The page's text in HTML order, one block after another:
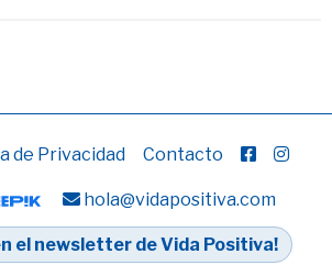
de Privacidad Contacto
hola@vidapositiva.com
el newsletter de Vida Positiva!